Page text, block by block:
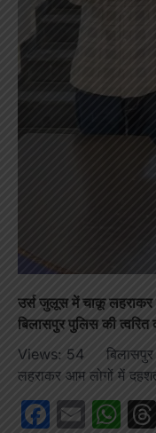
उर्स जुलूस में चाकू लहराकर
बिलासपुर पुलिस की त्वरित
Views: 54 बिलासपुर।
लहराकर आम लोगों में
Email